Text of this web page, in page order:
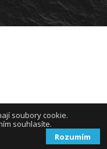
soubory cookie.
souhlasíte.
Rozumím